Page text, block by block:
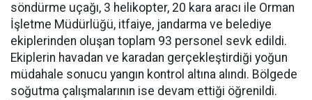
söndürme uçağı, 3 helikopter, 20 kara aracı ile Orman
İşletme Müdürlüğü, itfaiye, jandarma ve belediye
ekiplerinden oluşan toplam 93 personel sevk edildi.
Ekiplerin havadan ve karadan gerçekleştirdiği yoğun
müdahale sonucu yangın kontrol altına alındı. Bölgede
soğutma çalışmalarının ise devam ettiği öğrenildi.